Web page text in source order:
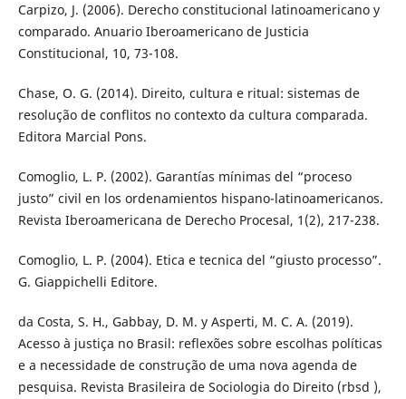
Carpizo, J. (2006). Derecho constitucional latinoamericano y
comparado. Anuario Iberoamericano de Justicia
Constitucional, 10, 73-108.
Chase, O. G. (2014). Direito, cultura e ritual: sistemas de
resolução de conflitos no contexto da cultura comparada.
Editora Marcial Pons.
Comoglio, L. P. (2002). Garantías mínimas del “proceso
justo” civil en los ordenamientos hispano-latinoamericanos.
Revista Iberoamericana de Derecho Procesal, 1(2), 217-238.
Comoglio, L. P. (2004). Etica e tecnica del “giusto processo”.
G. Giappichelli Editore.
da Costa, S. H., Gabbay, D. M. y Asperti, M. C. A. (2019).
Acesso à justiça no Brasil: reflexões sobre escolhas políticas
e a necessidade de construção de uma nova agenda de
pesquisa. Revista Brasileira de Sociologia do Direito (rbsd ),